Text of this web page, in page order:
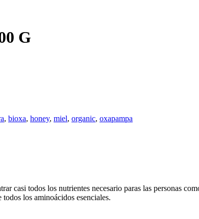
G
, bioxa, honey, miel, organic, oxapampa
casi todos los nutrientes necesario paras las personas
los aminoácidos esenciales.